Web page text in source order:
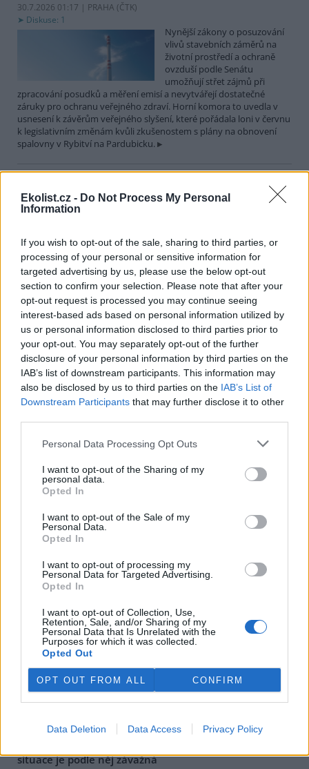
Ekolist.cz - Do Not Process My Personal
Information
If you wish to opt-out of the sale, sharing to third parties, or
processing of your personal or sensitive information for
targeted advertising by us, please use the below opt-out
section to confirm your selection. Please note that after your
opt-out request is processed you may continue seeing
interest-based ads based on personal information utilized by
us or personal information disclosed to third parties prior to
your opt-out. You may separately opt-out of the further
disclosure of your personal information by third parties on the
IAB’s list of downstream participants. This information may
also be disclosed by us to third parties on the IAB’s List of
Downstream Participants that may further disclose it to other
Personal Data Processing Opt Outs
I want to opt-out of the Sharing of my
personal data.
Opted In
I want to opt-out of the Sale of my
Personal Data.
Opted In
I want to opt-out of processing my
Personal Data for Targeted Advertising.
Opted In
I want to opt-out of Collection, Use,
Retention, Sale, and/or Sharing of my
Personal Data that Is Unrelated with the
Purposes for which it was collected.
Opted Out
OPT OUT FROM ALL CONFIRM
Data Deletion Data Access Privacy Policy
30.7.2026 01:17 | PRAHA (ČTK)
Diskuse: 1
Nynější zákony o posuzování
vlivů stavebních záměrů na
životní prostředí a ochraně
ovzduší podle Senátu
umožňují střet zájmů při
zpracování posudků a měření emisí a nevytvářejí dostatečné
záruky pro ochranu veřejného zdraví. Horní komora to uvedla v
usnesení k závěrům veřejného slyšení, které pořádala loni v červnu
k legislativním změnám kvůli zkušenostem s plány na obnovení
spalovny v Rybitví na Pardubicku.
V národním parku v Keni uhynulo až 15 slonů, úřady
zkoumají příčinu
29.7.2026 19:07 (
15 slonů, k němuž došlo v
uplynulém měsíci v národním
parku Amboseli. V minulosti se
v této východoafrické zemi
opakovaně objevily případy otrav slonů, které souvisely s
pytláctvím, uvedla agentura AP.
Soud v Plzni dal pokutu a zákaz funkcí za legalizaci
cesty u Klínovce
29.7.2026 15:51 (
Pokutu 73 000 korun a zákaz
výkonu funkcí spojených s
řídící, organizační a
vyměřil v odvolacím řízení Krajský soud v Plzni vedoucí stavebního
úřadu v Jáchymově na Karlovarsku Anně Punčochářové. Napsal to
server Novinky , podle nějž úřednice vydala před šesti lety v
rozporu se stavebním zákonem několik rozhodnutí ve snaze
legalizovat načerno budovanou lesní cestu klíčovou pro propojení
V Austrálii se mezi volně žijícími ptáky šíří virus ptačí
29.7.2026 15:08 (ČTK)
Mezi volně žijícími ptáky v
nakažlivý virus ptačí chřipky
H5N1. Podle agentury AFP to
dnes oznámila hlavní státní
veterinářka Beth Cooksonová. Podle ní jde o očekávaný, ale
znepokojivý vývoj, který může vést k rozsáhlejšímu šíření nákazy
mezi divokými zvířaty. Australská ministryně zemědělství Julie
Collinsová uvedla, že zatím nejsou důkazy o hromadném úhynu
ptáků ani o zasažení drůbežářského průmyslu. Riziko pro lidské
situace je podle něj závažná